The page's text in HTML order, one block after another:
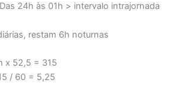
24h às 01h > intervalo intrajornada
restam 6h noturnas
x 52,5 = 315
/ 60 = 5,25